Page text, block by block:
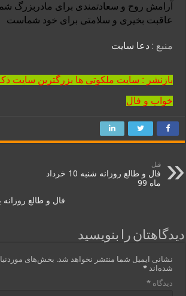
آرامش روح و سعادتمندی برای مادربزرگ
عاقبت بخیری و سلامتی برای خود شماست
منبع :دعا سایت
بازنشر : سایت ملکوتی ها بزرگترین سایت ذکر
خواب و فال
قبل
فال و طالع روزانه شنبه 10 خرداد
ماه 99
دیدگاهتان را بنویسید
نشانی ایمیل شما منتشر نخواهد شد. بخش‌های
شده‌اند*
دیدگاه*